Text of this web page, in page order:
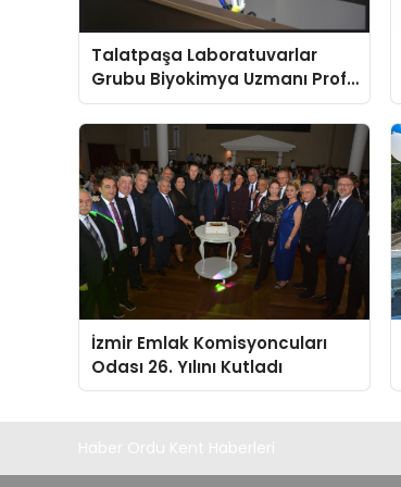
Talatpaşa Laboratuvarlar
Grubu Biyokimya Uzmanı Prof.
Dr. Ahmet Var
İzmir Emlak Komisyoncuları
Odası 26. Yılını Kutladı